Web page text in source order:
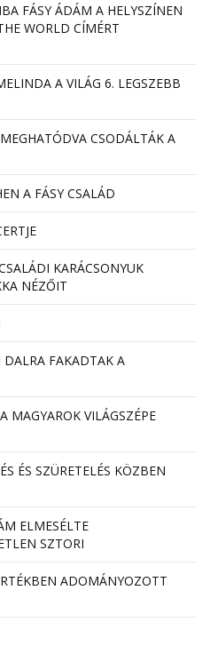
FÁSY ÁDÁM A HELYSZÍNEN
WORLD CÍMÉRT
A VILÁG 6. LEGSZEBB
CSODÁLTÁK A
A FÁSY CSALÁD
KARÁCSONYUK
NÉZŐIT
DALRA FAKADTAK A
MAGYAROK VILÁGSZÉPE
ÉS SZÜRETELÉS KÖZBEN
ELMESÉLTE
SZTORI
ADOMÁNYOZOTT